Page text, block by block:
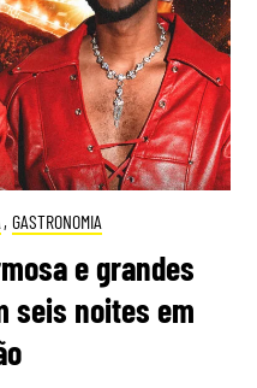
, GASTRONOMIA
e grandes
seis noites em